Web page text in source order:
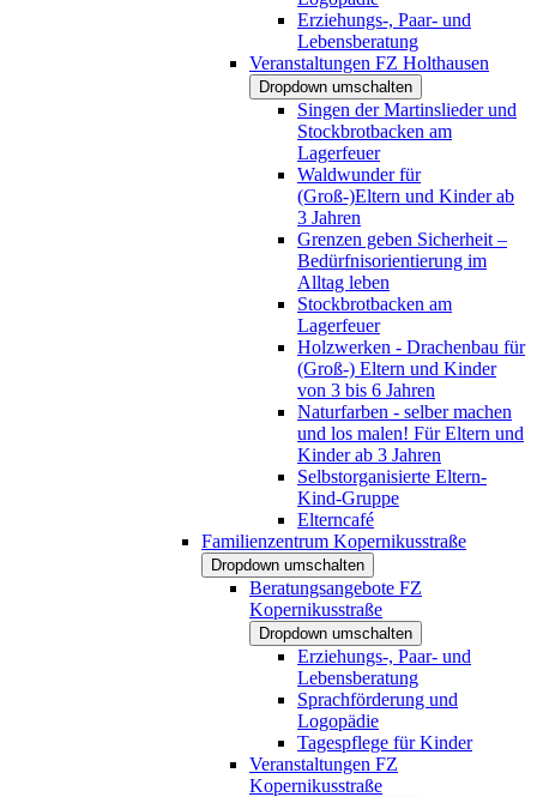
Erziehungs-, Paar- und
Lebensberatung
Veranstaltungen FZ Holthausen
Dropdown umschalten
Singen der Martinslieder und
Stockbrotbacken am
Lagerfeuer
Waldwunder für
(Groß-)Eltern und Kinder ab
3 Jahren
Grenzen geben Sicherheit –
Bedürfnisorientierung im
Alltag leben
Stockbrotbacken am
Lagerfeuer
Holzwerken - Drachenbau für
(Groß-) Eltern und Kinder
von 3 bis 6 Jahren
Naturfarben - selber machen
und los malen! Für Eltern und
Kinder ab 3 Jahren
Selbstorganisierte Eltern-
Kind-Gruppe
Elterncafé
Familienzentrum Kopernikusstraße
Dropdown umschalten
Beratungsangebote FZ
Kopernikusstraße
Dropdown umschalten
Erziehungs-, Paar- und
Lebensberatung
Sprachförderung und
Logopädie
Tagespflege für Kinder
Veranstaltungen FZ
Kopernikusstraße